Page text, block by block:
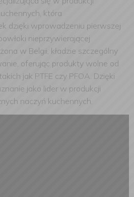
która
dzięki wprowadzeniu pierwszej
nieprzywierającej
w Belgii, kładzie szczególny
oferując produkty wolne od
jak PTFE czy PFOA. Dzięki
jako lider w produkcji
naczyń kuchennych.